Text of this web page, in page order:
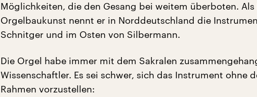
Möglichkeiten, die den Gesang bei weitem überboten.
Orgelbaukunst nennt er in Norddeutschland die
Schnitger und im Osten von Silbermann.
Die Orgel habe immer mit dem Sakralen
Wissenschaftler. Es sei schwer, sich das Instrument ohne
Rahmen vorzustellen: